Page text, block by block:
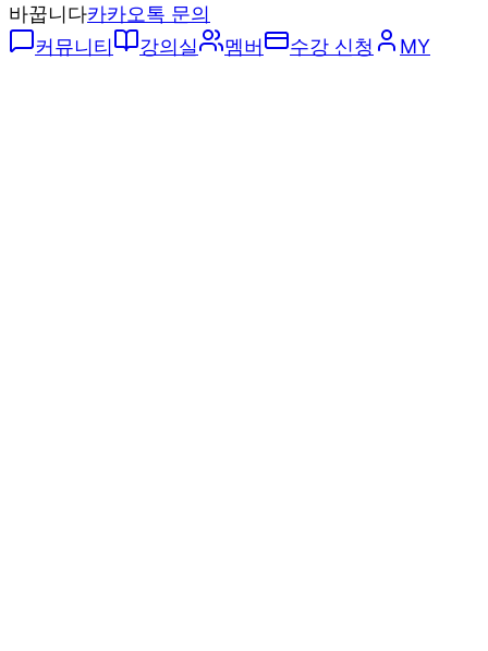
바꿉니다카카오톡 문의
커뮤니티
강의실 멤버 수강 신청 MY